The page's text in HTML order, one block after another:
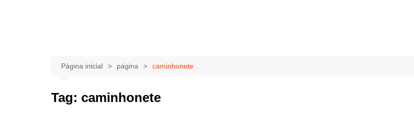
Página inicial página caminhonete
Tag: caminhonete